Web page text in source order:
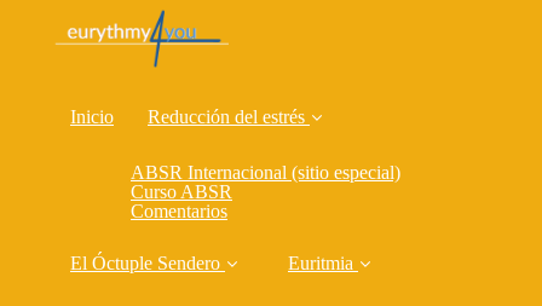
Inicio Reducción del estrés
ABSR Internacional (sitio especial)
Curso ABSR
Comentarios
El Óctuple Sendero Euritmia